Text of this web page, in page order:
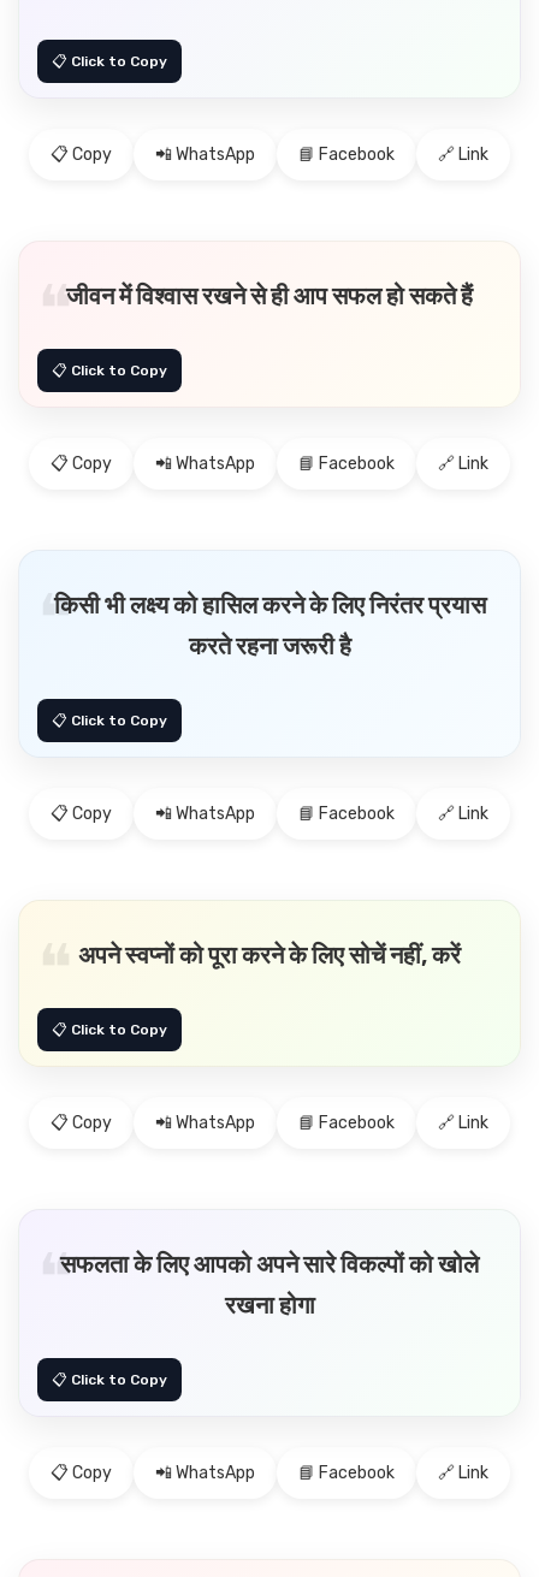
📋 Copy 📲 WhatsApp 📘 Facebook 🔗 Link
जीवन में विश्वास रखने से ही आप सफल हो सकते हैं
📋 Copy 📲 WhatsApp 📘 Facebook 🔗 Link
किसी भी लक्ष्य को हासिल करने के लिए निरंतर प्रयास
करते रहना जरूरी है
📋 Copy 📲 WhatsApp 📘 Facebook 🔗 Link
अपने स्वप्नों को पूरा करने के लिए सोचें नहीं, करें
📋 Copy 📲 WhatsApp 📘 Facebook 🔗 Link
सफलता के लिए आपको अपने सारे विकल्पों को खोले
रखना होगा
📋 Copy 📲 WhatsApp 📘 Facebook 🔗 Link